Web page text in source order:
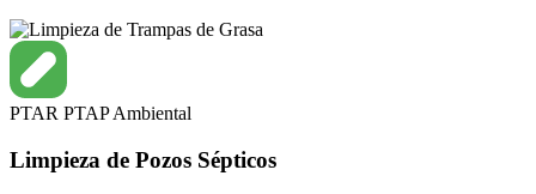
PTAR PTAPAmbiental
Limpieza de Pozos Sépticos